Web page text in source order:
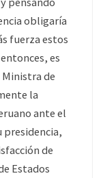
obligaría
fuerza estos
es
Ministra de
la
ante el
presidencia,
de
Estados